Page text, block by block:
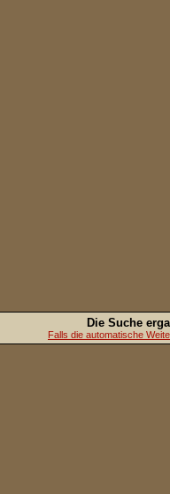
Die Suche
Falls die automatische